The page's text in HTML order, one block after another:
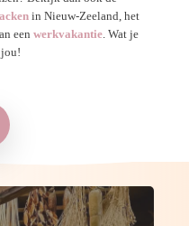
in Nieuw-Zeeland, het
eenwerkvakantie . Wat je